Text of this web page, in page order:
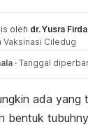
oleh dr. Yusra
Vaksinasi Ciledug
· Tanggal
ada yang
bentuk